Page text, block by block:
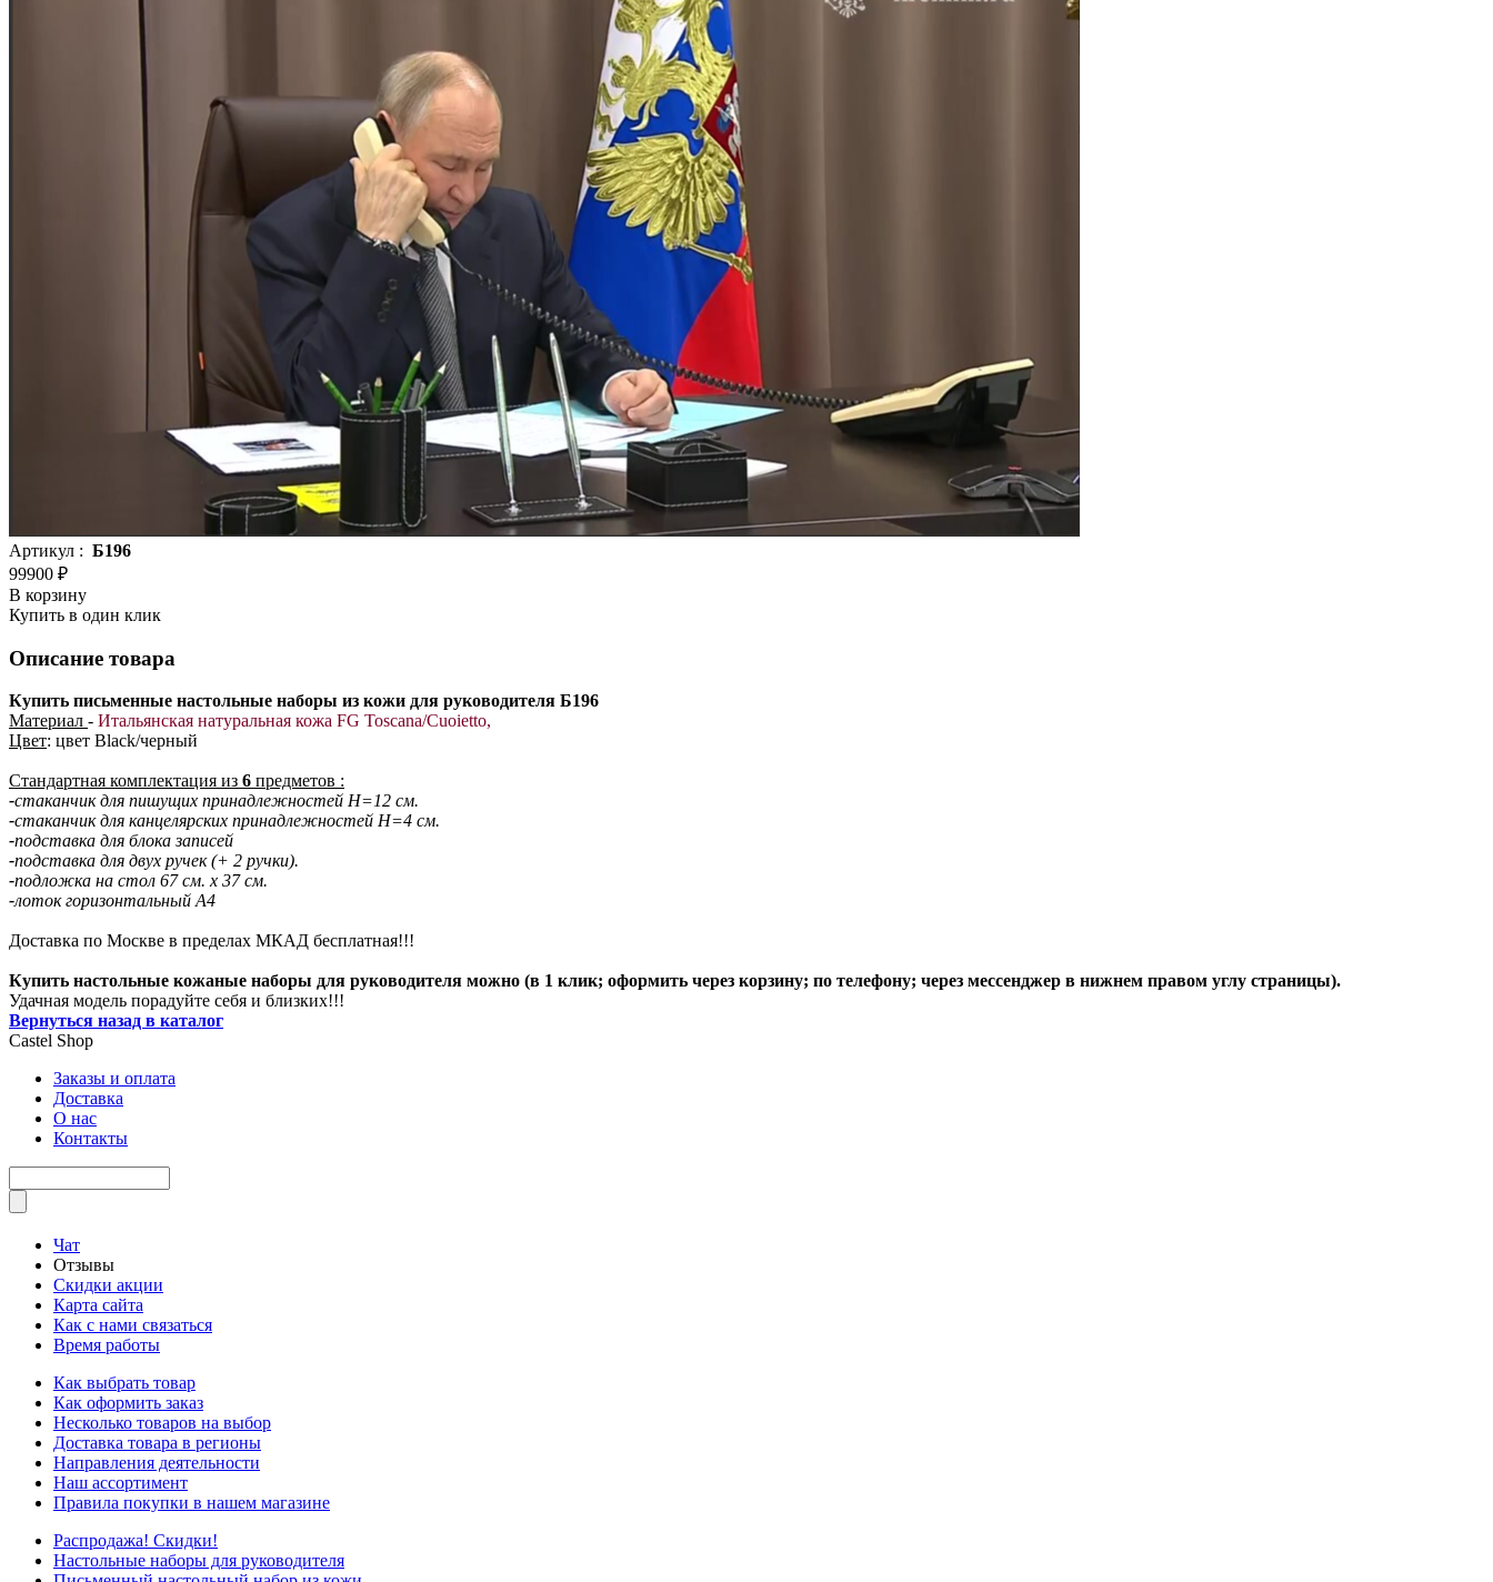
Артикул : Б196
99900 ₽
В корзину
Купить в один клик
Описание товара
Купить письменные настольные наборы из кожи для руководителя Б196
Материал - Итальянская натуральная кожа FG Toscana/Сuoietto,
Цвет: цвет Black/черный
Стандартная комплектация из 6 предметов :
-стаканчик для пишущих принадлежностей H=12 см.
-стаканчик для канцелярских принадлежностей H=4 см.
-подставка для блока записей
-подставка для двух ручек (+ 2 ручки).
-подложка на стол 67 см. х 37 см.
-лоток горизонтальный А4
Доставка по Москве в пределах МКАД бесплатная!!!
Купить настольные кожаные наборы для руководителя можно (в 1 клик; оформить через корзину; по телефону; через мессенджер в нижнем правом углу страницы).
Удачная модель порадуйте себя и близких!!!
Вернуться назад в каталог
Castel Shop
Заказы и оплата
Доставка
О нас
Контакты
Чат
Отзывы
Скидки акции
Карта сайта
Как с нами связаться
Время работы
Как выбрать товар
Как оформить заказ
Несколько товаров на выбор
Доставка товара в регионы
Направления деятельности
Наш ассортимент
Правила покупки в нашем магазине
Распродажа! Скидки!
Настольные наборы для руководителя